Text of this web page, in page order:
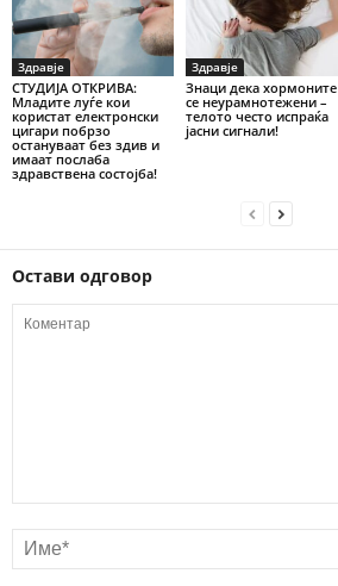
Здравје
СТУДИЈА ОТКРИВА:
Младите луѓе кои
користат електронски
цигари побрзо
остануваат без здив и
имаат послаба
здравствена состојба!
Здравје
Знаци дека хормоните
се неурамнотежени –
телото често испраќа
јасни сигнали!
Остави одговор